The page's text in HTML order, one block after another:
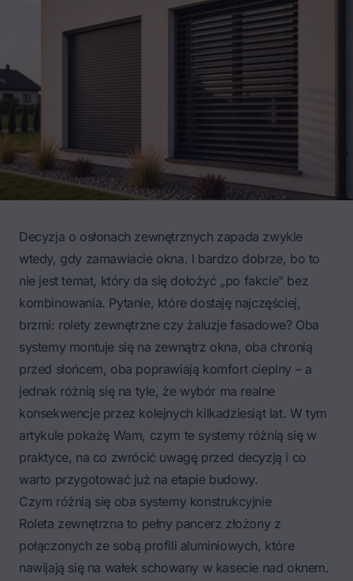
Decyzja o osłonach zewnętrznych zapada zwykle
wtedy, gdy zamawiacie okna. I bardzo dobrze, bo to
nie jest temat, który da się dołożyć „po fakcie" bez
kombinowania. Pytanie, które dostaję najczęściej,
brzmi: rolety zewnętrzne czy żaluzje fasadowe? Oba
systemy montuje się na zewnątrz okna, oba chronią
przed słońcem, oba poprawiają komfort cieplny – a
jednak różnią się na tyle, że wybór ma realne
konsekwencje przez kolejnych kilkadziesiąt lat. W tym
artykule pokażę Wam, czym te systemy różnią się w
praktyce, na co zwrócić uwagę przed decyzją i co
warto przygotować już na etapie budowy.
Czym różnią się oba systemy konstrukcyjnie
Roleta zewnętrzna to pełny pancerz złożony z
połączonych ze sobą profili aluminiowych, które
nawijają się na wałek schowany w kasecie nad oknem.